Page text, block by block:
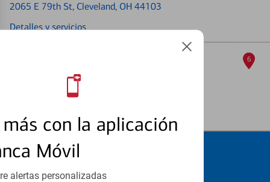
con la aplicación
Móvil
alertas personalizadas
2065 E 79th St, Cleveland, OH 44103
Detalles y servicios
Centros financieros y cajero automático (ATM)
3029 W 117th St
Detalles y servicios
6
Programe una cita